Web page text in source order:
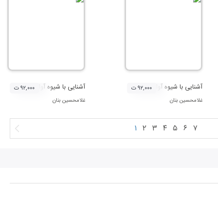
آشنایی با شیوه آواز استاد غلامحسین بنان - سه گاه و چهارگاه
غلامحسین بنان
۹۲,۰۰۰ ت آشنایی با شیوه آواز استاد
غلامحسین بنان
۹۲,۰۰۰ ت
۱ ۲ ۳ ۴ ۵ ۶ ۷